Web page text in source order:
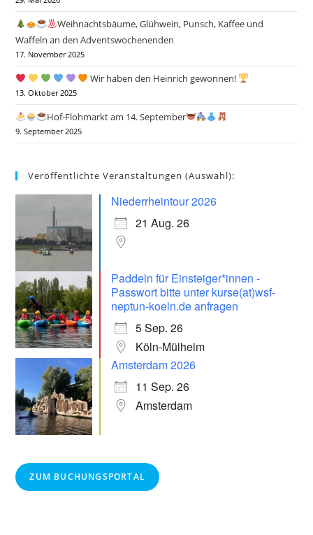
Weihnachtsbäume, Glühwein, Punsch, Kaffee und
Waffeln an den Adventswochenenden
17. November 2025
Wir haben den Heinrich gewonnen!
13. Oktober 2025
Hof-Flohmarkt am 14. September
9. September 2025
Veröffentlichte Veranstaltungen (Auswahl):
Niederrheintour 2026
21 Aug. 26
Paddeln für Einsteiger*innen -
Passwort bitte unter kurse(at)wsf-
neptun-koeln.de anfragen
5 Sep. 26
Köln-Mülheim
Amsterdam 2026
11 Sep. 26
Amsterdam
ZUM BUCHUNGSPORTAL